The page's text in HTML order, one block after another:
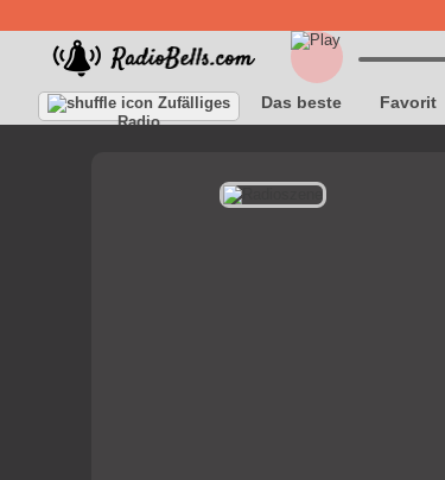
Zufälliges
Radio
Das beste Favorit